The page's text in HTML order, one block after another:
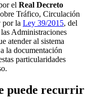
el Real Decreto
Tráfico, Circulación
por la Ley 39/2015, del
Administraciones
atender al sistema
la documentación
particularidades
puede recurrir